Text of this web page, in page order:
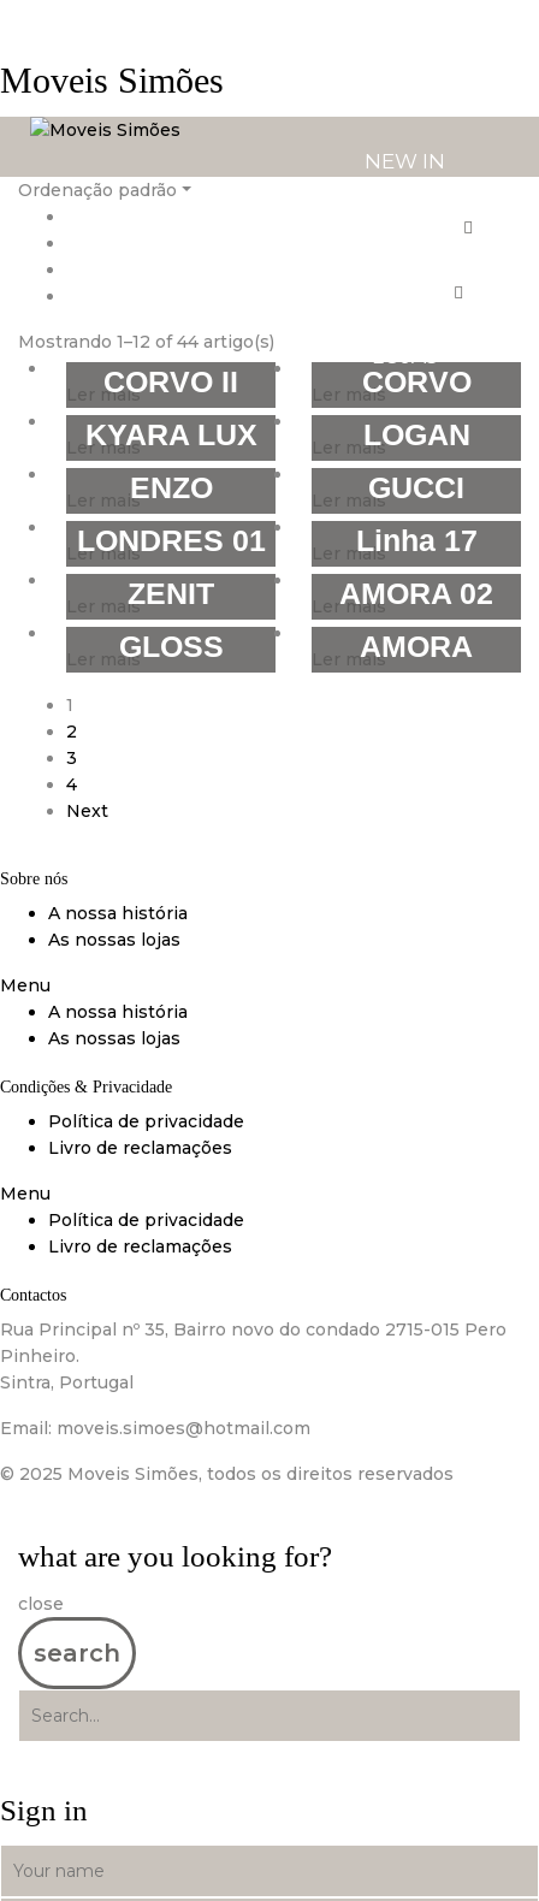
Moveis Simões
NEW IN
LOJAS
Ordenação padrão
Mostrando 1–12 of 44 artigo(s)
Ler maisCORVO II Ler maisCORVO
Ler mais
KYARA LUX Ler maisLOGAN
Ler maisENZO Ler maisGUCCI
Ler mais
LONDRES 01 Ler maisLinha 17
Ler maisZENIT Ler mais
AMORA 02
Ler maisGLOSS Ler maisAMORA
1
2
3
4
Next
Sobre nós
A nossa história
As nossas lojas
Menu
A nossa história
As nossas lojas
Condições & Privacidade
Política de privacidade
Livro de reclamações
Menu
Política de privacidade
Livro de reclamações
Contactos
Rua Principal nº 35, Bairro novo do condado 2715-015 Pero
Pinheiro.
Sintra, Portugal
Email: moveis.simoes@hotmail.com
© 2025 Moveis Simões, todos os direitos reservados
what are you looking for?
close
search
Sign in